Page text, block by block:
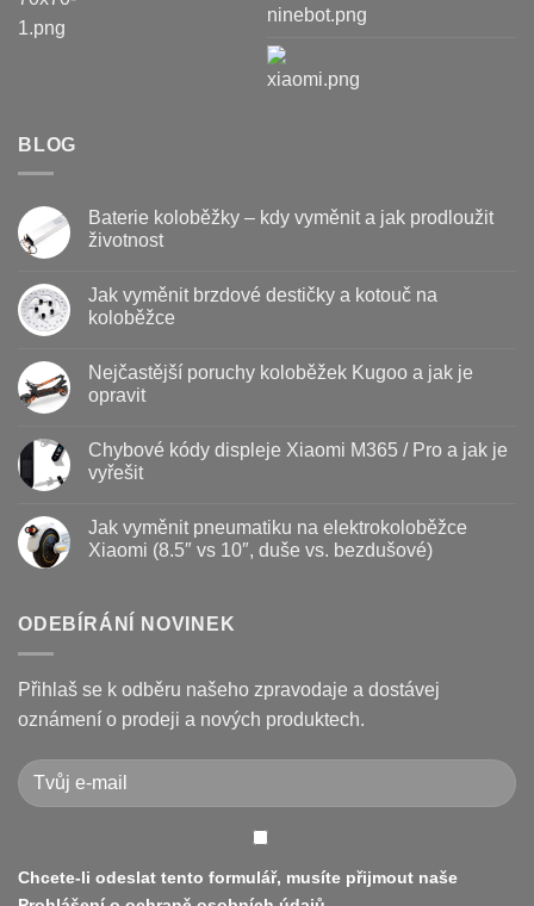
BLOG
Baterie koloběžky – kdy vyměnit a jak prodloužit
životnost
u
textu
s
koloběžky
–
kdy
jak
prodloužit
životnost
Jak vyměnit brzdové destičky a kotouč na
koloběžce
u
textu
s
vyměnit
brzdové
destičky
na
koloběžce
Nejčastější poruchy koloběžek Kugoo a jak je
opravit
u
textu
s
poruchy
koloběžek
Kugoo
opravit
Chybové kódy displeje Xiaomi M365 / Pro a jak je
vyřešit
u
textu
s
displeje
Pro
a
jak
je
Jak vyměnit pneumatiku na elektrokoloběžce
Xiaomi (8.5″ vs 10″, duše vs. bezdušové)
textu
vyměnit
pneumatiku
na
elektrokoloběžce
(8.5″
vs
10″,
duše
ODEBÍRÁNÍ NOVINEK
Přihlaš se k odběru našeho zpravodaje a dostávej
oznámení o prodeji a nových produktech.
Chcete-li odeslat tento formulář, musíte přijmout naše